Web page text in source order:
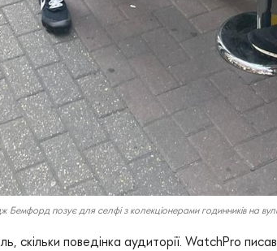
позує для селфі з колекціонерами годинників на
скільки поведінка аудиторії. WatchPro